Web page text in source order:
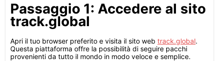
Passaggio 1: Accedere al sito
track.global
Apri il tuo browser preferito e visita il sito web track.global.
Questa piattaforma offre la possibilità di seguire pacchi
provenienti da tutto il mondo in modo veloce e semplice.